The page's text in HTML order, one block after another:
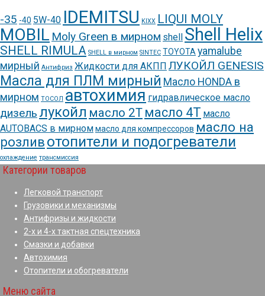
-35 -40 5W-40 IDEMITSU KIXX LIQUI MOLY
MOBIL Moly Green в мирном shell Shell Helix
SHELL RIMULA SHELL в мирном SINTEC TOYOTA yamalube
мирный Антифриз Жидкости для АКПП ЛУКОЙЛ GENESIS
Масла для ПЛМ мирный Масло HONDA в
мирном ТОСОЛ автохимия гидравлическое масло
дизель лукойл масло 2Т масло 4Т масло
AUTOBACS в мирноммасло для компрессоров масло на
розливотопители и подогреватели
охлаждение трансмиссия
Категории товаров
Легковой транспорт
Грузовики и механизмы
Антифризы и жидкости
2-х и 4-х тактная спецтехника
Смазки и добавки
Автохимия
Отопители и обогреватели
Меню сайта